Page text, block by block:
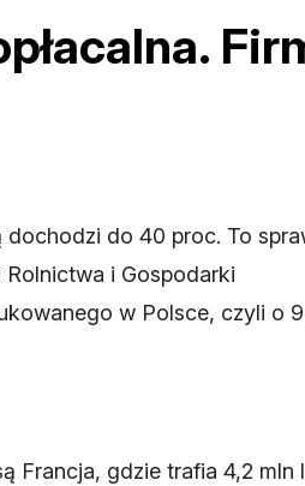
do 40 proc. To
i Gospodarki
w Polsce, czyli o
Francja, gdzie trafia 4,2 mln